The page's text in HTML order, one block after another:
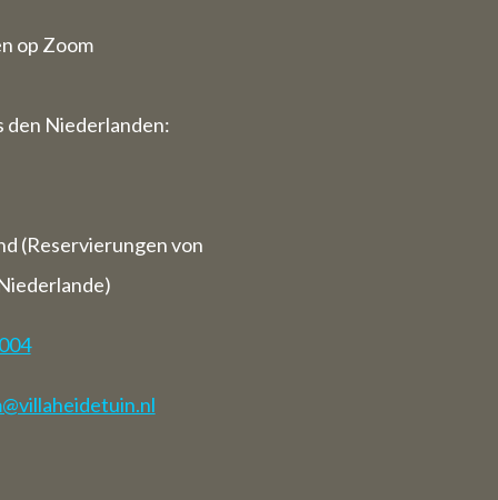
op Zoom
den Niederlanden:
(Reservierungen von